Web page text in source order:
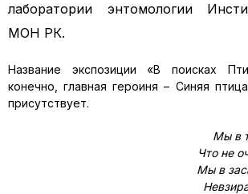
лаборатории энтомологии
МОН РК.
Название экспозиции «В поисках
конечно, главная героиня – Синяя
присутствует.
Мы в
Что не
Мы в